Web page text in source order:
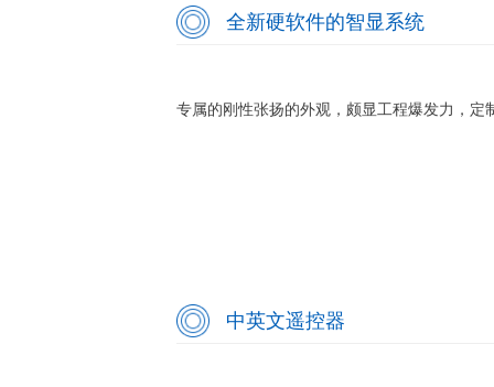
全新硬软件的智显系统
专属的刚性张扬的外观，颇显工程爆发力，定
中英文遥控器